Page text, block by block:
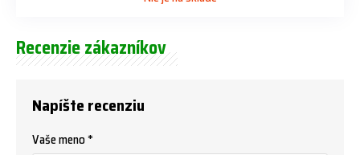
Recenzie zákazníkov
Napíšte recenziu
Vaše meno *